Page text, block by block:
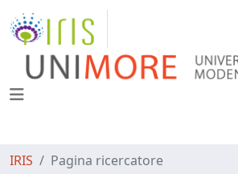
IRIS Pagina ricercatore